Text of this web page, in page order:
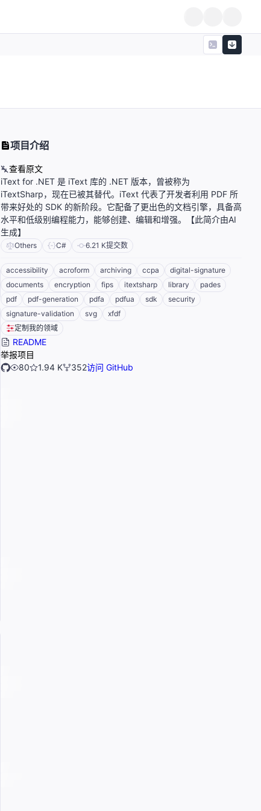
项目介绍
查看原文
iText for .NET 是 iText 库的 .NET 版本，曾被称为
iTextSharp，现在已被其替代。iText 代表了开发者利用 PDF 所
带来好处的 SDK 的新阶段。它配备了更出色的文档引擎，具备高
水平和低级别编程能力，能够创建、编辑和增强。【此简介由AI
生成】
Others C# 6.21 K提交数
accessibility acroform archiving ccpa
digital-signature
documents
encryption fips itextsharp library
pades
pdf
pdf-generation pdfa pdfua sdk
security
signature-validation
svg
xfdf
定制我的领域
README
举报项目
80
1.94 K 352访问 GitHub